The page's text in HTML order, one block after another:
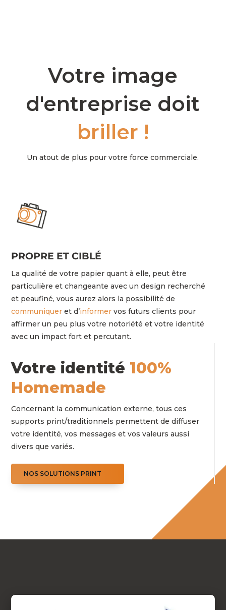
Votre image
d'entreprise doit
briller !
Un atout de plus pour votre force commerciale.
Votre identité 100%
Homemade
Concernant la communication externe, tous ces
supports print/traditionnels permettent de diffuser
votre identité, vos messages et vos valeurs aussi
divers que variés.
NOS SOLUTIONS PRINT
PROPRE ET CIBLÉ
La qualité de votre papier quant à elle, peut être
particulière et changeante avec un design recherché
et peaufiné, vous aurez alors la possibilité de
communiquer et d’informer vos futurs clients pour
affirmer un peu plus votre notoriété et votre identité
avec un impact fort et percutant.